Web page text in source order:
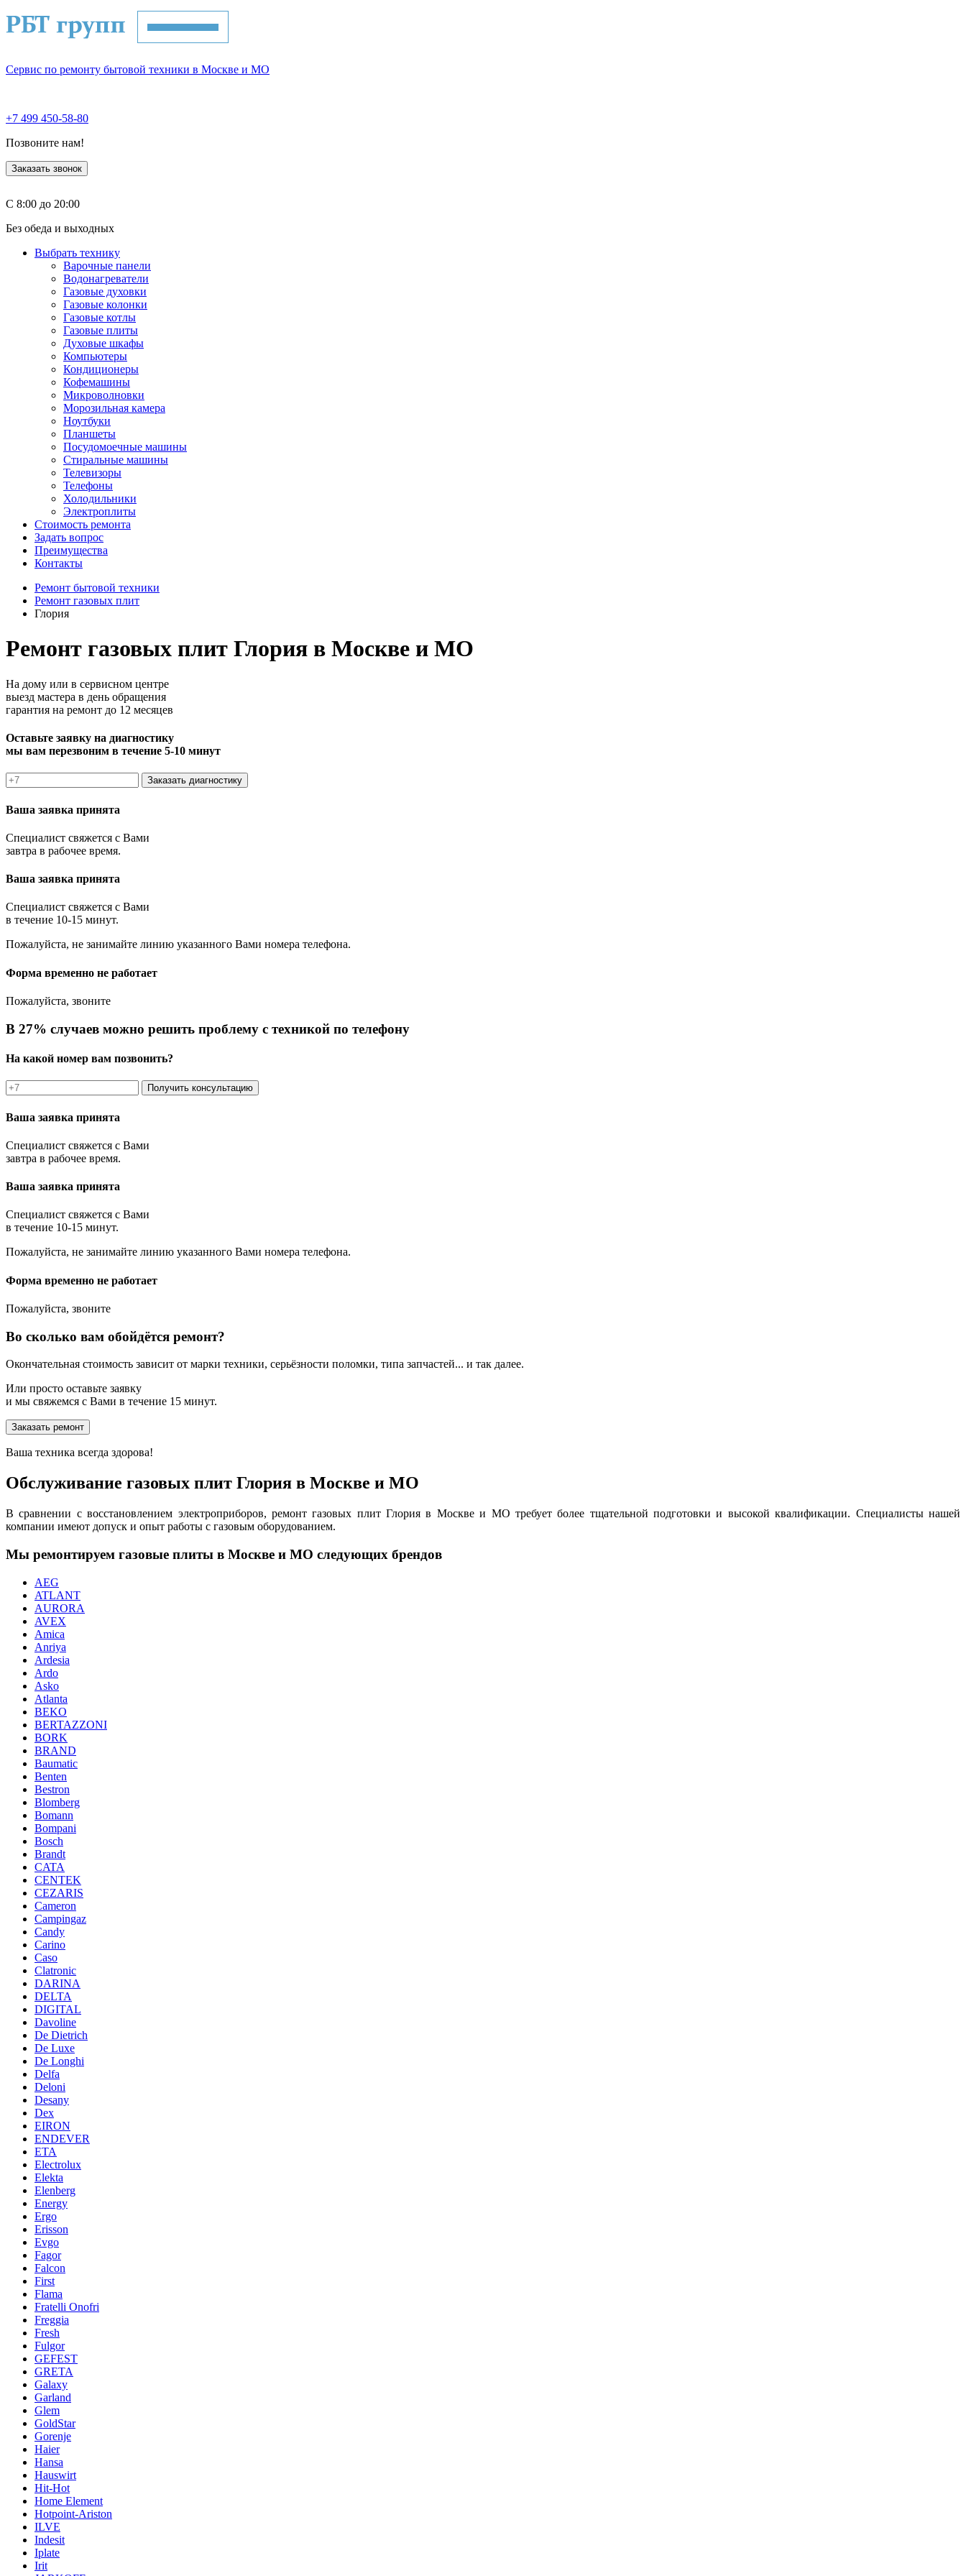
Сервис по ремонту бытовой техники в Москве и МО
+7 499 450-58-80
Позвоните нам!
Заказать звонок
С 8:00 до 20:00
Без обеда и выходных
Выбрать технику
Варочные панели
Водонагреватели
Газовые духовки
Газовые колонки
Газовые котлы
Газовые плиты
Духовые шкафы
Компьютеры
Кондиционеры
Кофемашины
Микроволновки
Морозильная камера
Ноутбуки
Планшеты
Посудомоечные машины
Стиральные машины
Телевизоры
Телефоны
Холодильники
Электроплиты
Стоимость ремонта
Задать вопрос
Преимущества
Контакты
Ремонт бытовой техники
Ремонт газовых плит
Глория
Ремонт газовых плит Глория в Москве и МО
На дому или в сервисном центре
выезд мастера в день обращения
гарантия на ремонт до 12 месяцев
Оставьте заявку на диагностику
мы вам перезвоним в течение 5-10 минут
Заказать диагностику
Ваша заявка принята
Специалист свяжется с Вами
завтра в рабочее время.
Ваша заявка принята
Специалист свяжется с Вами
в течение 10-15 минут.
Пожалуйста, не занимайте линию указанного Вами номера телефона.
Форма временно не работает
Пожалуйста, звоните
В 27% случаев можно решить проблему с техникой по телефону
На какой номер вам позвонить?
Получить консультацию
Ваша заявка принята
Специалист свяжется с Вами
завтра в рабочее время.
Ваша заявка принята
Специалист свяжется с Вами
в течение 10-15 минут.
Пожалуйста, не занимайте линию указанного Вами номера телефона.
Форма временно не работает
Пожалуйста, звоните
Во сколько вам обойдётся ремонт?
Окончательная стоимость зависит от марки техники, серьёзности поломки, типа запчастей... и так далее.
Или просто оставьте заявку
и мы свяжемся с Вами в течение 15 минут.
Заказать ремонт
Ваша техника всегда здорова!
Обслуживание газовых плит Глория в Москве и МО
В сравнении с восстановлением электроприборов, ремонт газовых плит Глория в Москве и МО требует более тщательной подготовки и высокой квалификации. Специалисты нашей
компании имеют допуск и опыт работы с газовым оборудованием.
Мы ремонтируем газовые плиты в Москве и МО следующих брендов
AEG
ATLANT
AURORA
AVEX
Amica
Anriya
Ardesia
Ardo
Asko
Atlanta
BEKO
BERTAZZONI
BORK
BRAND
Baumatic
Benten
Bestron
Blomberg
Bomann
Bompani
Bosch
Brandt
CATA
CENTEK
CEZARIS
Cameron
Campingaz
Candy
Carino
Caso
Clatronic
DARINA
DELTA
DIGITAL
Davoline
De Dietrich
De Luxe
De Longhi
Delfa
Deloni
Desany
Dex
EIRON
ENDEVER
ETA
Electrolux
Elekta
Elenberg
Energy
Ergo
Erisson
Evgo
Fagor
Falcon
First
Flama
Fratelli Onofri
Freggia
Fresh
Fulgor
GEFEST
GRETA
Galaxy
Garland
Glem
GoldStar
Gorenje
Haier
Hansa
Hauswirt
Hit-Hot
Home Element
Hotpoint-Ariston
ILVE
Indesit
Iplate
Irit